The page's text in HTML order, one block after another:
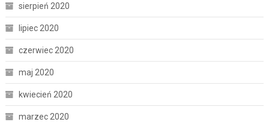
sierpień 2020
lipiec 2020
czerwiec 2020
maj 2020
kwiecień 2020
marzec 2020